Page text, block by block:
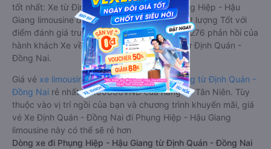
tốt nhất: Xe từ Định Quán - Đồng Nai đi Phụng Hiệp - Hậu
Giang limousine được đánh giá chung có chất lượng Tốt với
điểm đánh giá trung bình từ 4.6/5 dựa trên 2276 phản hồi của
hành khách Xe về Phụng Hiệp - Hậu Giang từ Định Quán -
Đồng Nai.
Giá vé xe limousine đi Phụng Hiệp - Hậu Giang từ Định Quán -
Đồng Nai rẻ nhất là 450000VND của hãng xe Tân Niên. Tùy
thuộc vào vị trí ngồi của bạn và chương trình khuyến mãi, giá
vé Xe Định Quán - Đồng Nai đi Phụng Hiệp - Hậu Giang
limousine này có thể sẽ rẻ hơn
Dòng xe đi Phụng Hiệp - Hậu Giang từ Định Quán - Đồng Nai